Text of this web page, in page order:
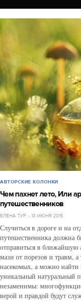
АВТОРСКИЕ КОЛОНКИ
Чем пахнет лето, Или
путешественников
ЕЛЕНА ТУР 13 ИЮНЯ 2015
Случиться в дороге и на
путешественника должна
отправиться в ближайшую
мази от порезов и травм, а
насекомых, а можно найти
уникальный натуральный
незаменимы:
верой и правдой будут